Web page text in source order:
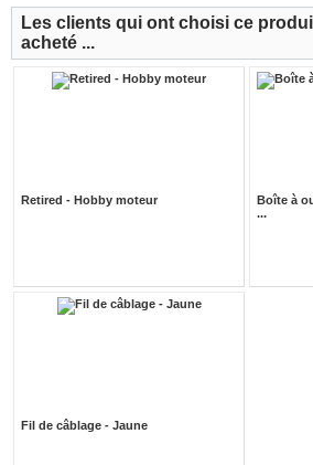
Les clients qui ont choisi ce
acheté ...
Retired - Hobby moteur
Boîte à
...
Fil de câblage - Jaune